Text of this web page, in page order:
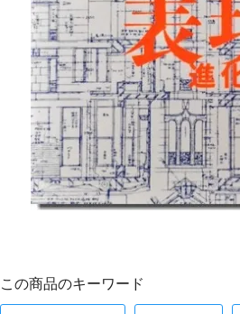
この商品のキーワード